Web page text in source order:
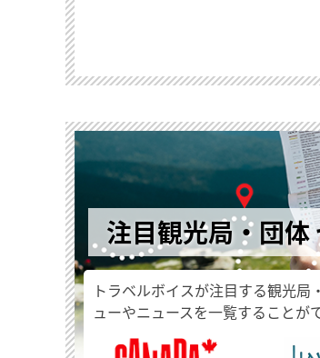
注目観光局・団体
トラベルボイスが注目する観光
ューやニュースを一覧することが